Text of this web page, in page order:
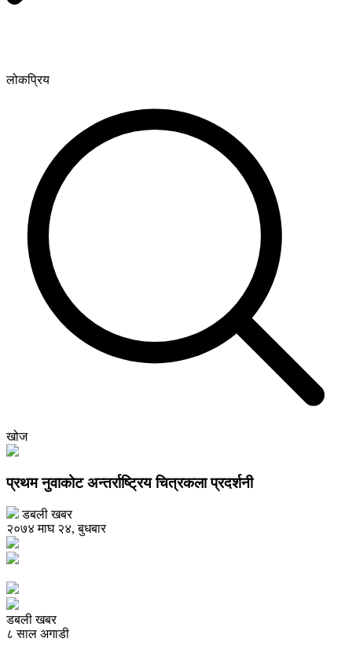
लोकप्रिय
खोज
प्रथम नुवाकोट अन्तर्राष्ट्रिय चित्रकला प्रदर्शनी
डबली खबर
२०७४ माघ २४, बुधबार
डबली खबर
८ साल अगाडी